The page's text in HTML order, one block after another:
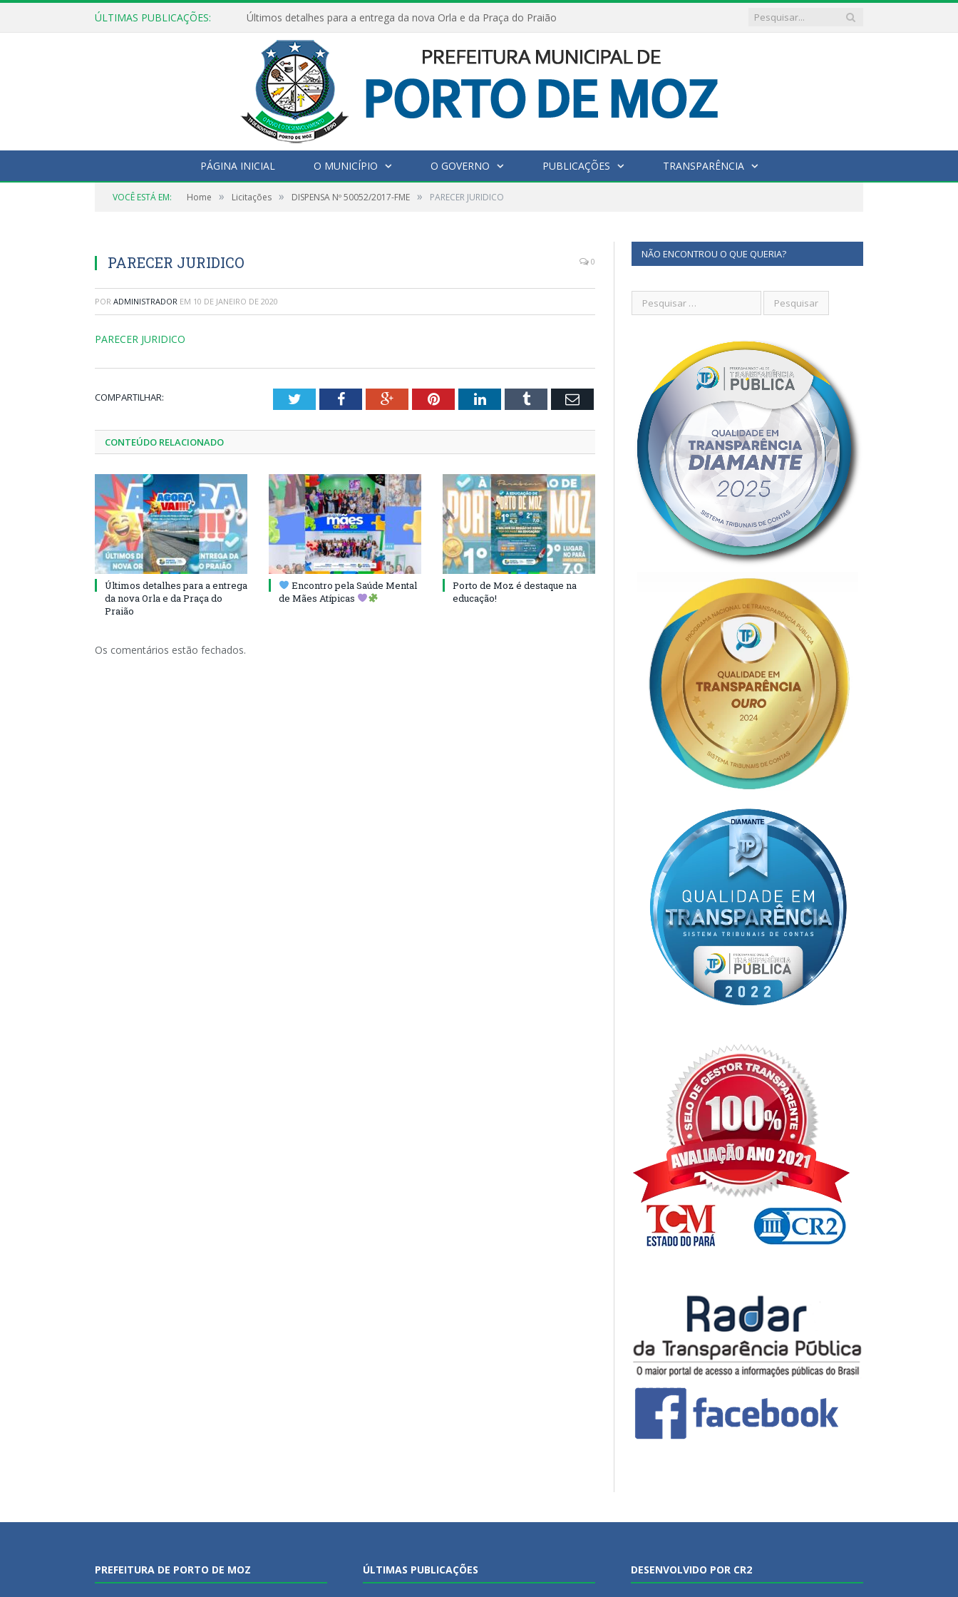
ÚLTIMAS PUBLICAÇÕES: Últimos detalhes para a entrega da nova Orla e da Praça do Praião
PÁGINA INICIAL O MUNICÍPIO O GOVERNO PUBLICAÇÕES TRANSPARÊNCIA
VOCÊ ESTÁ EM: Home » Licitações » DISPENSA Nº 50052/2017-FME » PARECER JURIDICO
PARECER JURIDICO 0
POR ADMINISTRADOR EM 10 DE JANEIRO DE 2020
PARECER JURIDICO
COMPARTILHAR: TwitterFacebookGoogle+PinterestLinkedInTumblr Email
CONTEÚDO RELACIONADO
Últimos detalhes para a entrega
da nova Orla e da Praça do
Praião
Encontro pela Saúde Mental
de Mães Atípicas
Porto de Moz é destaque na
educação!
Os comentários estão fechados.
NÃO ENCONTROU O QUE QUERIA?
PREFEITURA DE PORTO DE MOZ ÚLTIMAS PUBLICAÇÕES DESENVOLVIDO POR CR2